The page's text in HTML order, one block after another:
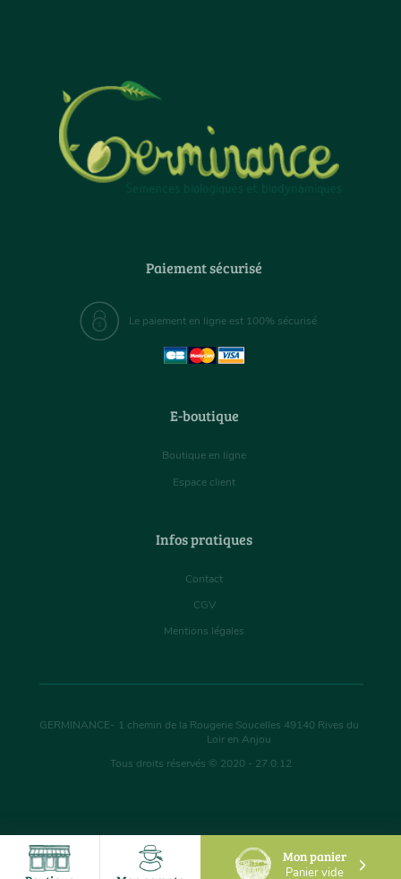
Mon panier
Panier vide
Paiement sécurisé
Le paiement en ligne est 100% sécurisé
E-boutique
Boutique en ligne
Espace client
Infos pratiques
Contact
CGV
Mentions légales
GERMINANCE- 1 chemin de la Rougerie Soucelles 49140 Rives du
Loir en Anjou
Tous droits réservés © 2020 - 27.0.12